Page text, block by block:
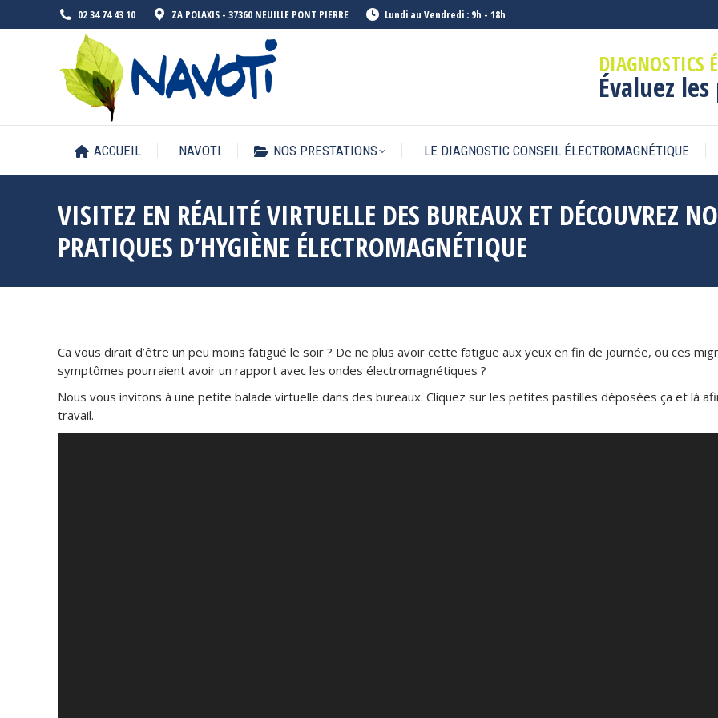
02 34 74 43 10 ZA POLAXIS - 37360 NEUILLE PONT PIERRE Lundi au Vendredi : 9h - 18h
DIAGNOSTICS
Évaluez
ACCUEIL NAVOTI NOS PRESTATIONS LE DIAGNOSTIC CONSEIL ÉLECTROMAGNÉTIQUE
VISITEZ EN RÉALITÉ VIRTUELLE DES BUREAUX ET DÉCOUVREZ
PRATIQUES D’HYGIÈNE ÉLECTROMAGNÉTIQUE
Ca vous dirait d’être un peu moins fatigué le soir ? De ne plus avoir cette fatigue aux yeux en fin de journée, ou ces
symptômes pourraient avoir un rapport avec les ondes électromagnétiques ?
Nous vous invitons à une petite balade virtuelle dans des bureaux. Cliquez sur les petites pastilles déposées ça et là
travail.